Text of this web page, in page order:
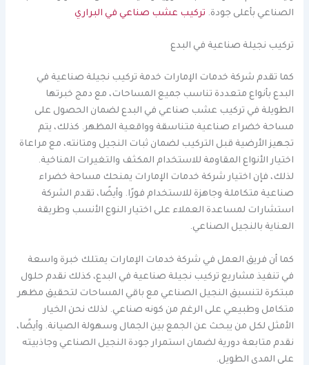
الصناعي بأعلى جودة. تركيب عشب صناعي في البراري
تركيب نجيلة صناعية في البدع
كما تقدم شركة خدمات الإمارات خدمة تركيب نجيلة صناعية في
البدع بأنواع متعددة تناسب جميع المساحات، مع دمج خبرتها
الطويلة في تركيب عشب صناعي في البدع لضمان الحصول على
مساحة خضراء صناعية متناسقة وواقعية المظهر. كذلك، يتم
تجهيز الأرضية قبل التركيب لضمان ثبات النجيل ومتانته، مع مراعاة
اختيار الأنواع المقاومة للاستخدام المكثف والتغيرات المناخية.
لذلك، فإن اختيار شركة خدمات الإمارات يمنحك مساحة خضراء
صناعية متكاملة وجاهزة للاستخدام فورًا. وأيضًا، تقدم الشركة
استشارات لمساعدة العملاء على اختيار النوع الأنسب وطريقة
العناية بالنجيل الصناعي.
كما أن فريق العمل في شركة خدمات الإمارات يمتلك خبرة واسعة
في تنفيذ مشاريع تركيب نجيلة صناعية في البدع، كذلك نقدم حلول
مبتكرة لتنسيق النجيل الصناعي مع باقي المساحات لتحقيق مظهر
متكامل وطبيعي على الرغم من كونه صناعي. لذلك نحن الخيار
الأمثل لكل من يبحث عن الجمع بين الجمال وسهولة الصيانة. وأيضًا،
نقدم متابعة دورية لضمان استمرار جودة النجيل الصناعي وجاذبيته
على المدى الطويل.